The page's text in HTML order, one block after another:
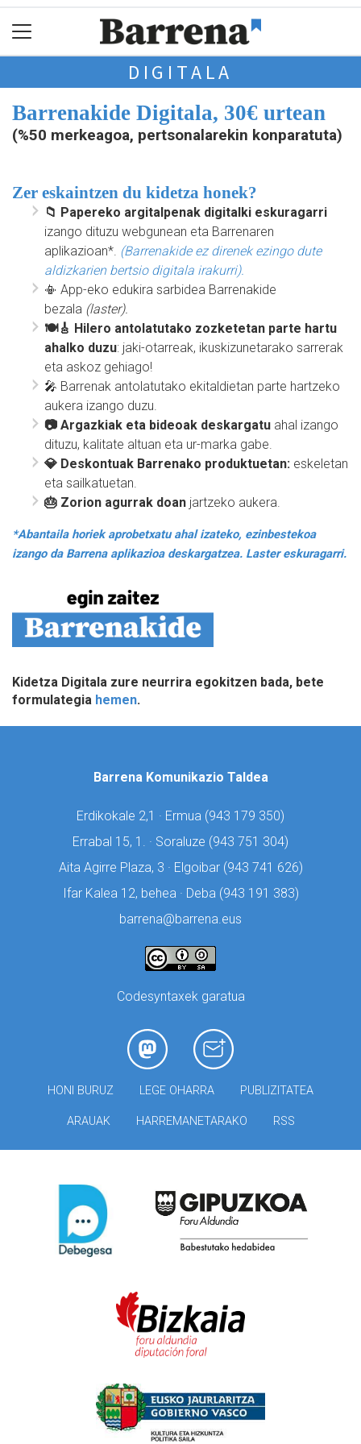
DIGITALA
Barrenakide Digitala, 30€ urtean
(%50 merkeagoa, pertsonalarekin konparatuta)
Zer eskaintzen du kidetza honek?
📁 Papereko argitalpenak digitalki eskuragarri
izango dituzu webgunean eta Barrenaren
aplikazioan*. (Barrenakide ez direnek ezingo dute
aldizkarien bertsio digitala irakurri).
📳 App-eko edukira sarbidea Barrenakide
bezala (laster).
🍽️🎸 Hilero antolatutako zozketetan parte hartu
ahalko duzu: jaki-otarreak, ikuskizunetarako sarrerak
eta askoz gehiago!
🎤 Barrenak antolatutako ekitaldietan parte hartzeko
aukera izango duzu.
📷 Argazkiak eta bideoak deskargatu ahal izango
dituzu, kalitate altuan eta ur-marka gabe.
💎 Deskontuak Barrenako produktuetan: eskeletan
eta sailkatuetan.
🎂 Zorion agurrak doan jartzeko aukera.
*Abantaila horiek aprobetxatu ahal izateko, ezinbestekoa
izango da Barrena aplikazioa deskargatzea. Laster eskuragarri.
Kidetza Digitala zure neurrira egokitzen bada, bete
formulategia hemen.
Barrena Komunikazio Taldea
Erdikokale 2,1 · Ermua (943 179 350)
Errabal 15, 1. · Soraluze (943 751 304)
Aita Agirre Plaza, 3 · Elgoibar (943 741 626)
Ifar Kalea 12, behea · Deba (943 191 383)
barrena@barrena.eus
Codesyntaxek garatua
HONI BURUZ LEGE OHARRA PUBLIZITATEA
ARAUAK HARREMANETARAKO RSS